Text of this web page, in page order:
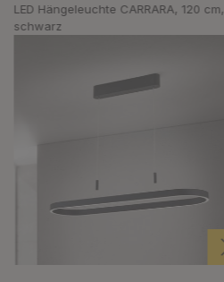
LED Hängeleuchte CARRARA, 120 cm,
schwarz